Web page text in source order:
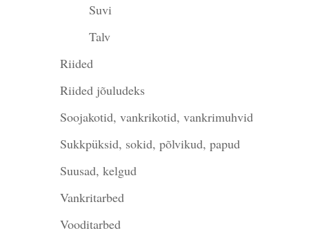
Suvi
Talv
Riided
Riided jõuludeks
Soojakotid, vankrikotid, vankrimuhvid
Sukkpüksid, sokid, põlvikud, papud
Suusad, kelgud
Vankritarbed
Vooditarbed